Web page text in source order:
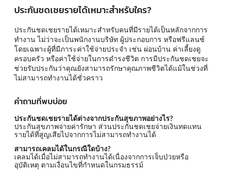
ประกันชดเชยรายได้เหมาะสำหรับใคร?
ประกันชดเชยรายได้เหมาะสำหรับคนที่มีรายได้เป็นหลักจากการ
ทำงาน ไม่ว่าจะเป็นพนักงานบริษัท ผู้ประกอบการ หรือฟรีแลนซ์
โดยเฉพาะผู้ที่มีภาระค่าใช้จ่ายประจำ เช่น ผ่อนบ้าน ค่าเลี้ยงดู
ครอบครัว หรือค่าใช้จ่ายในการดำรงชีวิต การมีประกันชดเชยจะ
ช่วยรับประกันว่าคุณยังสามารถรักษาคุณภาพชีวิตได้แม้ในช่วงที่
ไม่สามารถทำงานได้ชั่วคราว
คำถามที่พบบ่อย
ประกันชดเชยรายได้ต่างจากประกันสุขภาพอย่างไร?
ประกันสุขภาพจ่ายค่ารักษา ส่วนประกันชดเชยจ่ายเงินทดแทน
รายได้ที่สูญเสียไปจากการไม่สามารถทำงานได้
สามารถเคลมได้ในกรณีใดบ้าง?
เคลมได้เมื่อไม่สามารถทำงานได้เนื่องจากการเจ็บป่วยหรือ
อุบัติเหตุ ตามเงื่อนไขที่กำหนดในกรมธรรม์